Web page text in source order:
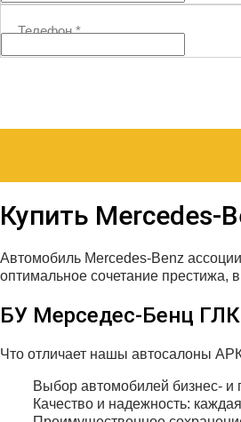
Телефон*
Купить
Автомобиль Mercedes-Benz
оптимальное сочетание престижа,
БУ Мерседес-Бенц
Что отличает нашы автосалоны
Выбор автомобилей бизнес- и
Качество и надежность: